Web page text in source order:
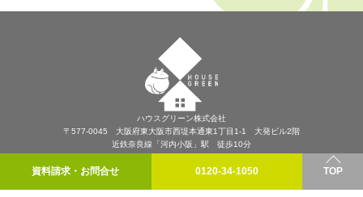
資料請求・お問合せ 0120-34-1050 TOP
ハウスグリーン株式会社
〒577-0045 大阪府東大阪市西堤本通東1丁目1-1 大発ビル2階
近鉄奈良線「河内小阪」駅 徒歩10分